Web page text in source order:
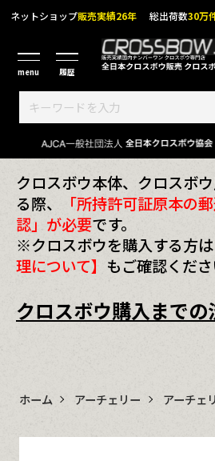
ネットショップ販売実績26年 総出荷数30万
クロスボウ本体、クロスボ
る際、
「所持許可証原本の
認」が必要です。
※クロスボウを購入する方は
理について】 もご確認くださ
クロスボウ購入までの
ホーム アーチェリー アーチェ